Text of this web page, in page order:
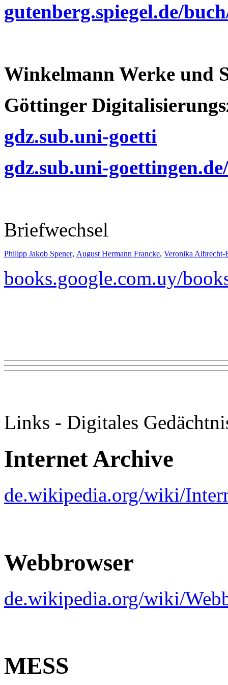
gutenberg.spiegel.de/
Winkelmann Werke und
Göttinger
gdz.sub.uni-goetti
gdz.sub.uni-
Briefwechsel
Philipp Jakob Spener, August Hermann Francke, Veronika Albrecht-
books.google.com.uy/
Links - Digitales
Internet Archive
de.wikipedia.org/wiki/
Webbrowser
de.wikipedia.org/wiki/
MESS